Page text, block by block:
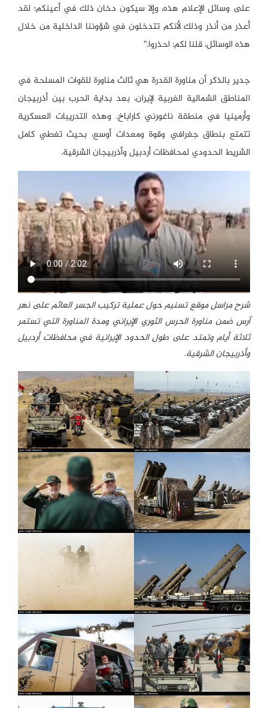
على وسائل الإعلام هذه، وإلا سيكون دخان ذلك في أعينكم؛ لقد
أعذر من أنذر وذلك لأنكم تتدخلون في شؤوننا الداخلية من خلال
هذه الوسائل، قلنا لكم: احذروا.”
جدير بالذكر أن مناورة القدرة هي ثالث مناورة للقوات المسلحة في
المناطق الشمالية الغربية لإيران، بعد بداية الحرب بين أذربيجان
وأرمينيا في منطقة ناغورني كاراباخ. وهذه التدريبات العسكرية
تتمتع بنطاق جغرافي وقوة ومعدات أوسع، بحيث تغطي كامل
الشريط الحدودي لمحافظات أردبيل وأذربيجان الشرقية.
شرح مراسل موقع تسنيم حول عملية تركيب الجسر العائم على نهر
آرس ضمن مناورة الحرس الثوري الإيراني ومدة المناورة التي تستمر
ثلاثة أيام وتمتد على طول الحدود الإيرانية في محافظات أردبيل
وأذربيجان الشرقية.